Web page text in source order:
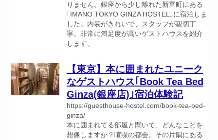
りません。銀座から少し離れた新富町にある
｢IMANO TOKYO GINZA HOSTEL｣に宿泊しま
した。内装がきれいで、スタッフが親切丁
寧。非常に満足度が高いゲストハウスを紹介
します。
【東京】本に囲まれたユニーク
なゲストハウス｢Book Tea Bed
Ginza(銀座店)｣宿泊体験記
https://guesthouse-hostel.com/book-tea-bed-
ginza/
本に囲まれてる部屋と聞いて、どんなことを
想像しますか？喧噪の都会。その片隅にある